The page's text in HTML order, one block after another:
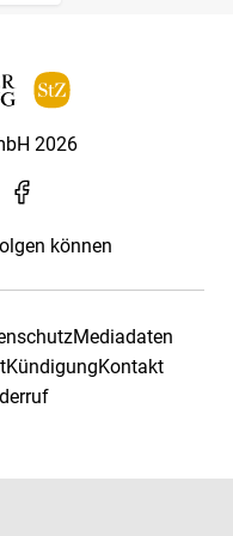
2026
können
Mediadaten
KündigungKontakt